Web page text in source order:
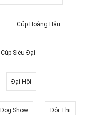
Cúp Hoàng Hậu
Cúp Siêu Đại
Đại Hội
Dog Show Đội Thi